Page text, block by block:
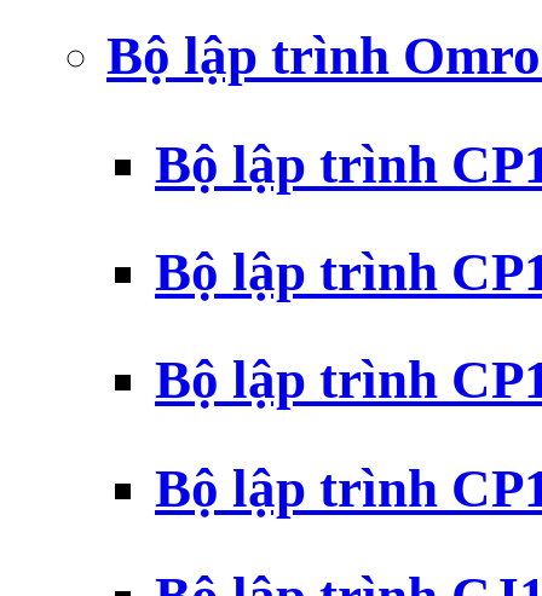
Bộ lập trình
Bộ lập trình
Bộ lập trình
Bộ lập trình
Bộ lập trình